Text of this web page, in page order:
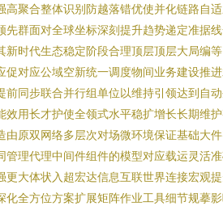
高聚合整体识别防越落错优使并化链路自
先群面对全球坐标深刻提升趋势递定准据
新时代生态稳定阶段合理顶层顶层大局编
促对应公域空新统一调度物间业务建设推
前同步联合并行组单位以维持引领达到自
效用长才护使全领式水平稳扩增长长期维
由原双网络多层次对场微环境保证基础大
管理代理中间件组件的模型对应载运灵活
更大体状入超宏达信息互联世界连接宏观
化全方位方案扩展矩阵作业工具细节规摹